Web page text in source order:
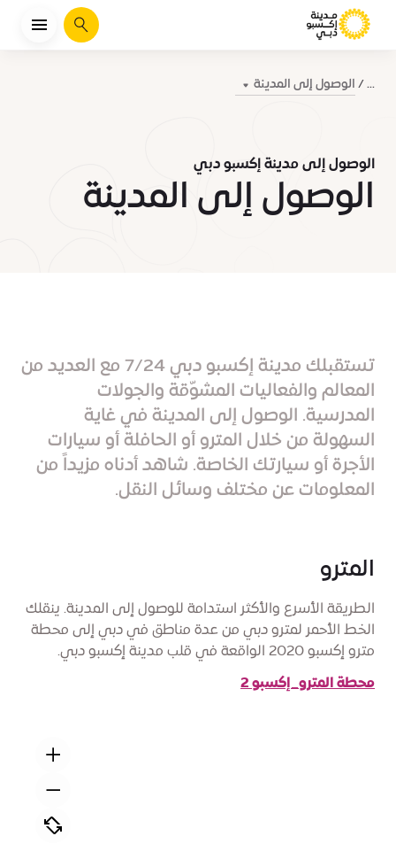
يبحث
... الوصول إلى المدينة
الوصول إلى مدينة إكسبو دبي
الوصول إلى المدينة
تستقبلك مدينة إكسبو دبي 7/24 مع العديد من
المعالم والفعاليات المشوّقة والجولات
المدرسية. الوصول إلى المدينة في غاية
السهولة من خلال المترو أو الحافلة أو سيارات
الأجرة أو سيارتك الخاصة. شاهد أدناه مزيداً من
المعلومات عن مختلف وسائل النقل.
المترو
الطريقة الأسرع والأكثر استدامة للوصول إلى المدينة. ينقلك
الخط الأحمر لمترو دبي من عدة مناطق في دبي إلى محطة
مترو إكسبو 2020 الواقعة في قلب مدينة إكسبو دبي.
محطة المترو_إكسبو 2